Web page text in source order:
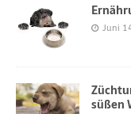
Juni
süßen